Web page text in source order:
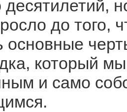
десятилетий,
до того,
основные
который
и само